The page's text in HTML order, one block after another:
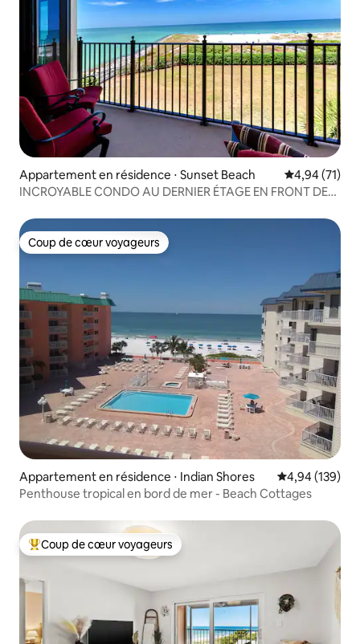
Appartement en résidence ⋅ Sunset Beach Évaluation
4,94 (71)
INCROYABLE CONDO AU DERNIER ÉTAGE EN FRONT DE
Coup de cœur voyageurs
Coup de cœur voyageurs
Appartement en résidence ⋅ Indian Shores Évaluation
4,94 (139)
Penthouse tropical en bord de mer - Beach Cottages
Coups de cœur voyageurs les plus appréciés
Coup de cœur voyageurs